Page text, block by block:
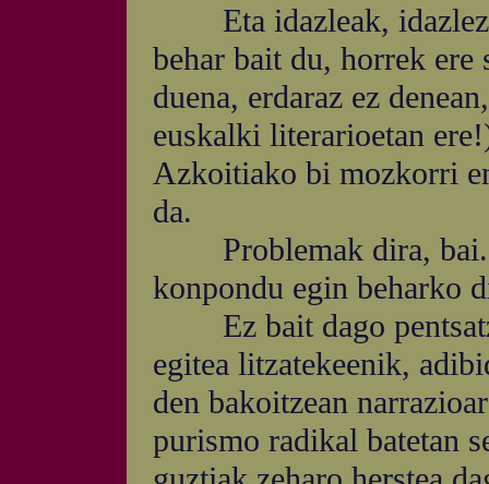
Eta idazleak, idazlez
behar bait du, horrek
duena, erdaraz ez
euskalki literarioetan
Azkoitiako bi mozkorri
da.
Problemak dira, bai.
konpondu egin beharko
Ez bait dago
egitea litzatekeenik,
den bakoitzean
purismo radikal batetan